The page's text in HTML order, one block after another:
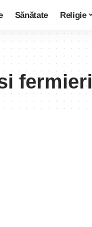
Sănătate Religie
fermieri